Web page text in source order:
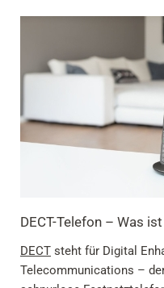
DECT-Telefon – Was
DECT steht für Digital
Telecommunications –